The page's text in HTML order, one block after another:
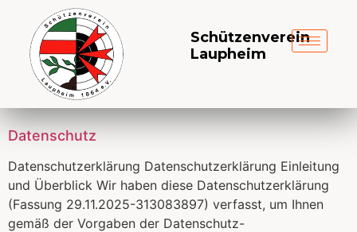
Schützenverein
Laupheim
Datenschutz
Datenschutzerklärung Datenschutzerklärung Einleitung
und Überblick Wir haben diese Datenschutzerklärung
(Fassung 29.11.2025-313083897) verfasst, um Ihnen
gemäß der Vorgaben der Datenschutz-